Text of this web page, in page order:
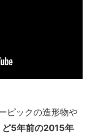
ピックの造形物や
5年前の2015年